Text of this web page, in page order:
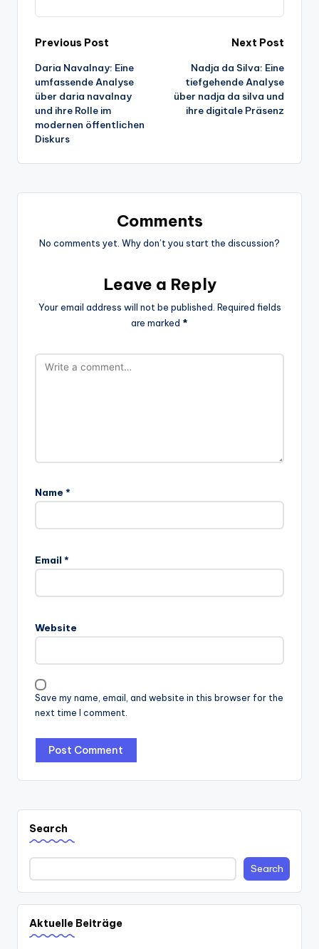
Post
navigation
Previous Post
Daria Navalnay: Eine
umfassende Analyse
über daria navalnay
und ihre Rolle im
modernen öffentlichen
Diskurs
Next Post
Nadja da Silva: Eine
tiefgehende Analyse
über nadja da silva und
ihre digitale Präsenz
Comments
No comments yet. Why don’t you start the discussion?
Leave a Reply
Your email address will not be published. Required fields
are marked *
Name *
Email *
Website
Save my name, email, and website in this browser for the
next time I comment.
Search
Search
Aktuelle Beiträge